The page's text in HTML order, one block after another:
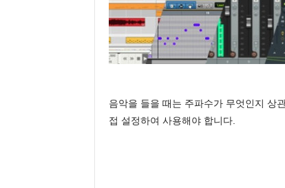
음악을 들을 때는 주파수가 무엇인지 상
접 설정하여 사용해야 합니다.